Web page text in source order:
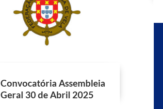
Convocatória Assembleia
Geral 30 de Abril 2025